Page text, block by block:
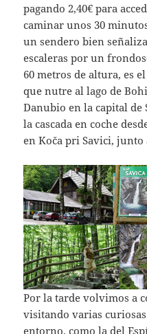
pagando 2,40€ para
caminar unos 30
un sendero bien
escaleras por un
60 metros de altura, es
que nutre al lago de
Danubio en la capital de
la cascada en coche
en Koča pri Savici,
Por la tarde volvimos a
visitando varias
entorno, como la del